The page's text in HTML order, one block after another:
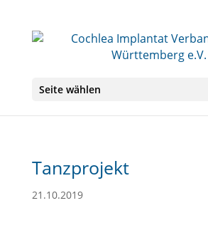
Seite wählen
Tanzprojekt
21.10.2019